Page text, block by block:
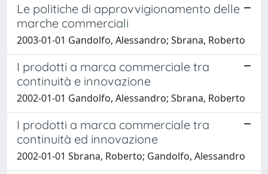
Le politiche di approvvigionamento delle
marche commerciali
2003-01-01 Gandolfo, Alessandro; Sbrana, Roberto
I prodotti a marca commerciale tra
continuità e innovazione
2002-01-01 Gandolfo, Alessandro; Sbrana, Roberto
I prodotti a marca commerciale tra
continuità ed innovazione
2002-01-01 Sbrana, Roberto; Gandolfo, Alessandro